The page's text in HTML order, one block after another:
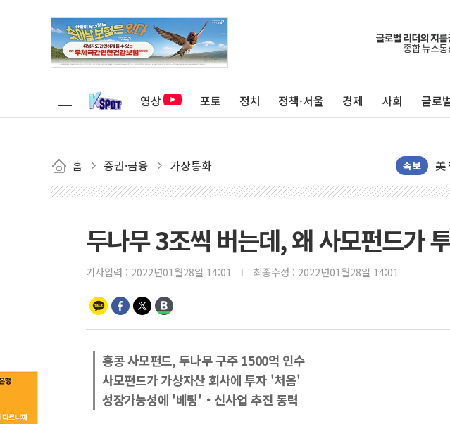
영상 포토 정치 정책·서울 경제 사회 글로
홈 증권·금융 가상통화 속보
미
[
美
이
[AI
뉴
[
[
보
두나무 3조씩 버는데, 왜 사모펀드가
기사입력 : 2022년01월28일 14:01 최종수정 : 2022년01월28일 14:01
홍콩 사모펀드, 두나무 구주 1500억 인수
사모펀드가 가상자산 회사에 투자 '처음'
성장가능성에 '베팅'‧신사업 추진 동력